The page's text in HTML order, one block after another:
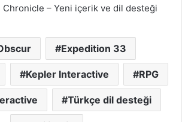
Chronicle – Yeni içerik ve dil desteği
Expedition 33
Kepler Interactive RPG
Türkçe dil desteği